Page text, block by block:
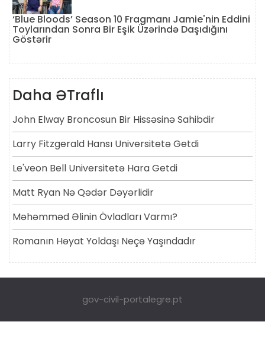
‘Blue Bloods’ Season 10 Fragmanı Jamie'nin Eddini
Toylarından Sonra Bir Eşik Üzərində Daşıdığını
Göstərir
Daha ƏTraflı
John Elway Broncosun Bir Hissəsinə Sahibdir
Larry Fitzgerald Hansı Universitetə ​​getdi
Le'veon Bell Universitetə ​​hara Getdi
Matt Ryan Nə Qədər Dəyərlidir
Məhəmməd Əlinin Övladları Varmı?
Romanın Həyat Yoldaşı Neçə Yaşındadır
gov-civil-portalegre.pt